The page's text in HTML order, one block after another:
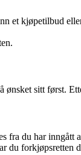
et kjøpetilbud
sitt først.
du har
du forkjøpsretten